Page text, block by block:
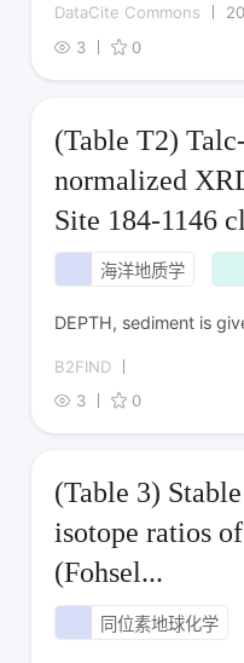
DataCite Commons
3
0
(Table T2)
normalized
Site 184-1146
海洋地质学
DEPTH, sediment is
B2FIND
3
0
(Table 3)
isotope ratios
(Fohsel...
同位素地球化学